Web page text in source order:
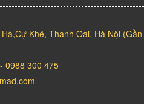
Khê, Thanh Oai, Hà Nội (Gần
0988 300 475